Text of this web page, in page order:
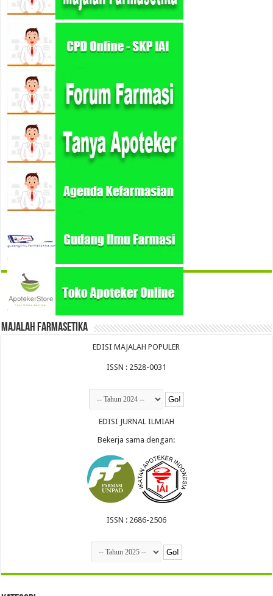
Majalah Farmasetika
EDISI MAJALAH POPULER
ISSN : 2528-0031
EDISI JURNAL ILMIAH
Bekerja sama dengan:
ISSN : 2686-2506